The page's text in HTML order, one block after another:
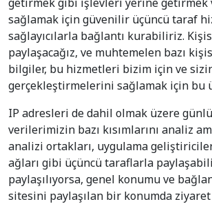
sağlamak için güvenilir üçüncü taraf
sağlayıcılarla bağlantı kurabiliriz.
paylaşacağız, ve muhtemelen bazı
bilgiler, bu hizmetleri bizim için ve
gerçekleştirmelerini sağlamak için bu
IP adresleri de dahil olmak üzere
verilerimizin bazı kısımlarını analiz
analizi ortakları, uygulama
ağları gibi üçüncü taraflarla
paylaşılıyorsa, genel konumu ve
sitesini paylaşılan bir konumda